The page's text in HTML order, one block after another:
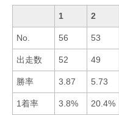
1 2
No. 56 53
出走数 52 49
勝率 3.87 5.73
1着率 3.8% 20.4%